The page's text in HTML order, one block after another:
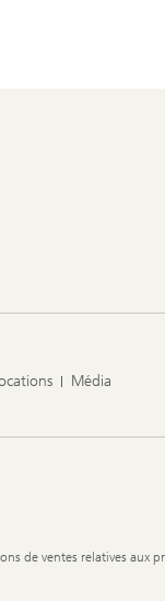
Média
de ventes relatives aux